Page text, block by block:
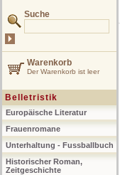
Suche
Warenkorb
Der Warenkorb ist leer
Belletristik
Europäische Literatur
Frauenromane
Unterhaltung - Fussballbuch
Historischer Roman,
Zeitgeschichte